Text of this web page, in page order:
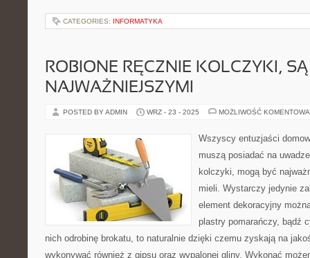
CATEGORIES: INFORMATYKA
ROBIONE RĘCZNIE KOLCZYKI,
NAJWAŻNIEJSZYMI
POSTED BY ADMIN WRZ - 23 - 2025 MOŻLIWOŚĆ
Wszyscy entuzjaści
muszą posiadać na
kolczyki, mogą być
mieli. Wystarczy jedynie
element dekoracyjny
plastry pomarańczy, bądź
nich odrobinę brokatu, to naturalnie dzięki czemu zyskają na
wykonywać również z gipsu oraz wypalonej gliny. Wykonać